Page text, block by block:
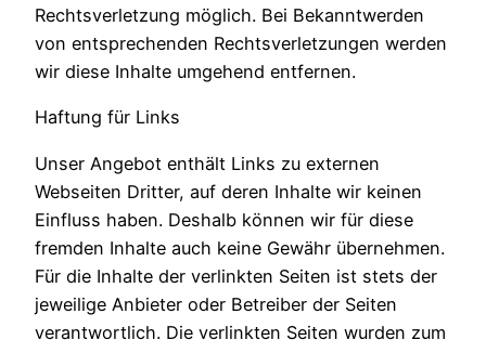
Rechtsverletzung möglich. Bei Bekanntwerden
von entsprechenden Rechtsverletzungen werden
wir diese Inhalte umgehend entfernen.
Haftung für Links
Unser Angebot enthält Links zu externen
Webseiten Dritter, auf deren Inhalte wir keinen
Einfluss haben. Deshalb können wir für diese
fremden Inhalte auch keine Gewähr übernehmen.
Für die Inhalte der verlinkten Seiten ist stets der
jeweilige Anbieter oder Betreiber der Seiten
verantwortlich. Die verlinkten Seiten wurden zum